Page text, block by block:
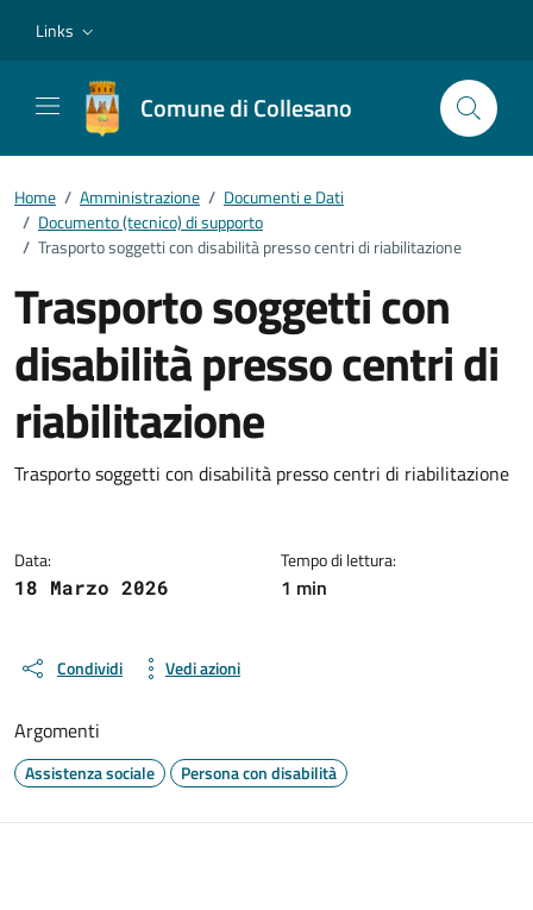
Links
Comune di Collesano
Home / Amministrazione / Documenti e Dati
/ Documento (tecnico) di supporto
/ Trasporto soggetti con disabilità presso centri di riabilitazione
Trasporto soggetti con
disabilità presso centri di
riabilitazione
Dettagli del documento
Trasporto soggetti con disabilità presso centri di riabilitazione
Data:
18 Marzo 2026
Tempo di lettura:
1 min
Condividi Vedi azioni
Argomenti
Assistenza sociale Persona con disabilità